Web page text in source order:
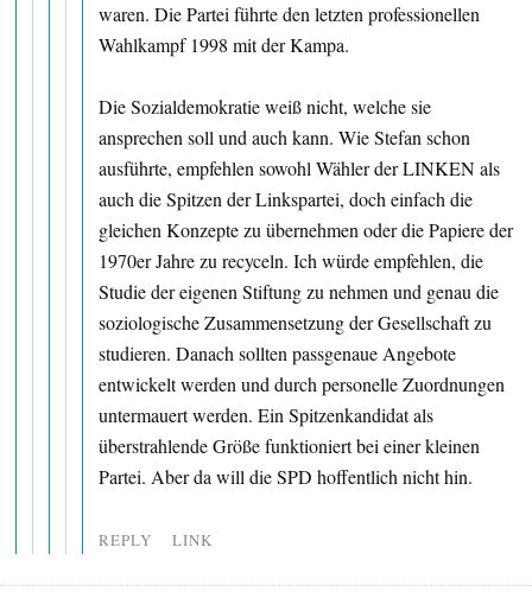
waren. Die Partei führte den letzten professionellen
Wahlkampf 1998 mit der Kampa.
Die Sozialdemokratie weiß nicht, welche sie
ansprechen soll und auch kann. Wie Stefan schon
ausführte, empfehlen sowohl Wähler der LINKEN als
auch die Spitzen der Linkspartei, doch einfach die
gleichen Konzepte zu übernehmen oder die Papiere der
1970er Jahre zu recyceln. Ich würde empfehlen, die
Studie der eigenen Stiftung zu nehmen und genau die
soziologische Zusammensetzung der Gesellschaft zu
studieren. Danach sollten passgenaue Angebote
entwickelt werden und durch personelle Zuordnungen
untermauert werden. Ein Spitzenkandidat als
überstrahlende Größe funktioniert bei einer kleinen
Partei. Aber da will die SPD hoffentlich nicht hin.
REPLY LINK